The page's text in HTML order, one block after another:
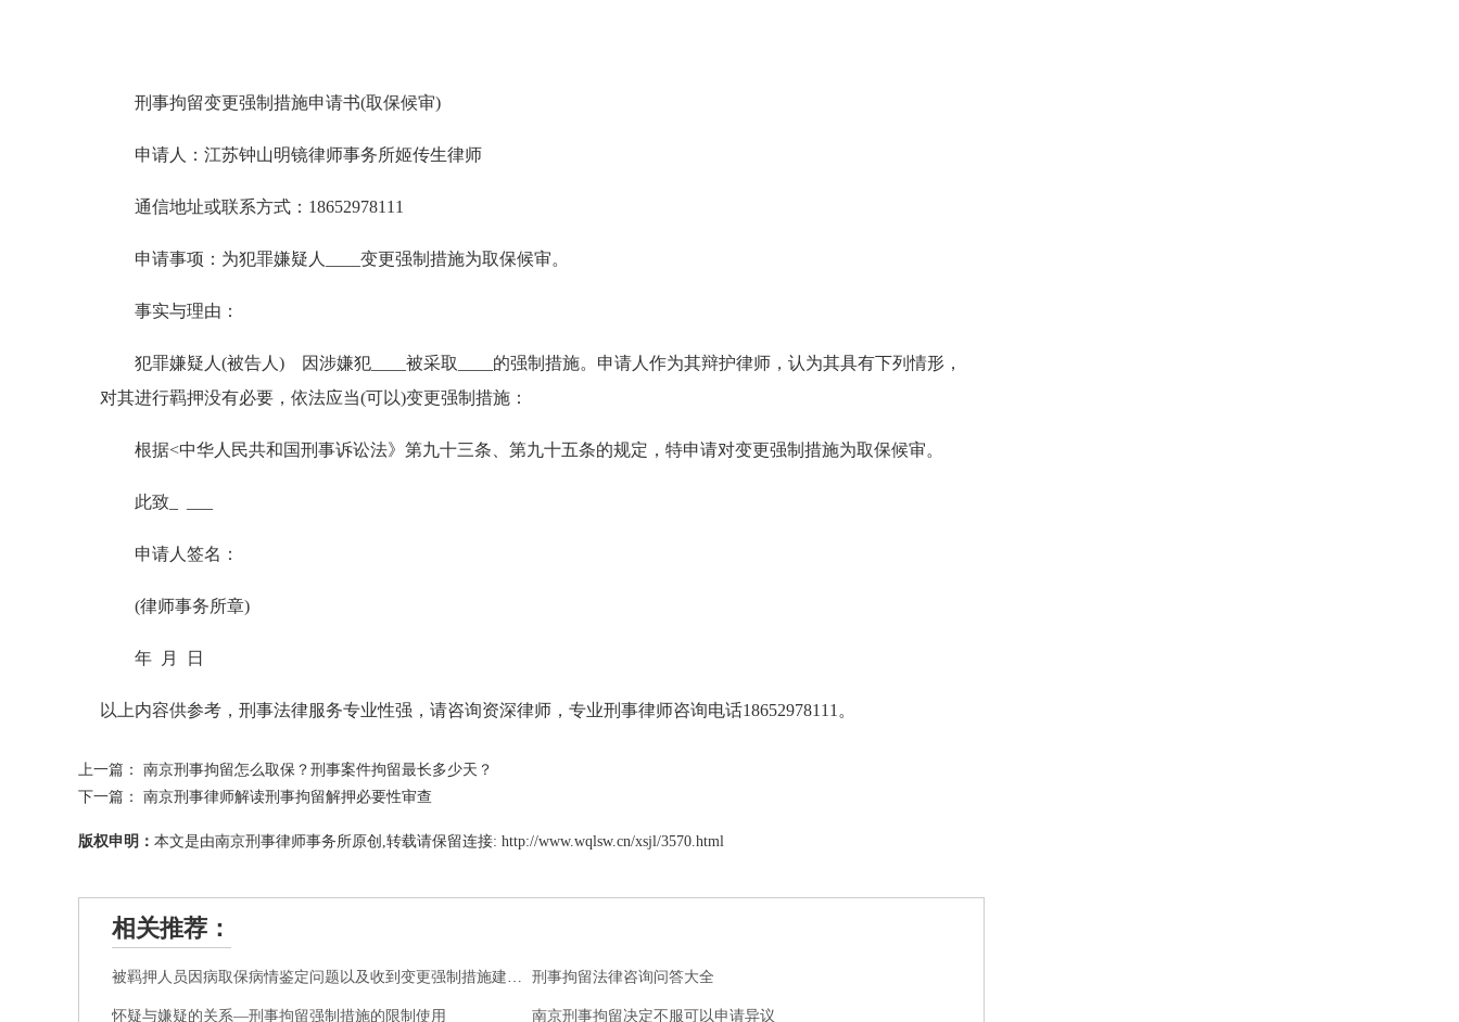
刑事拘留变更强制措施申请书(取保候审)
申请人：江苏钟山明镜律师事务所姬传生律师
通信地址或联系方式：18652978111
申请事项：为犯罪嫌疑人____变更强制措施为取保候审。
事实与理由：
犯罪嫌疑人(被告人) 因涉嫌犯____被采取____的强制措施。申请人作为其辩护律师，认为其具有下列情形，
对其进行羁押没有必要，依法应当(可以)变更强制措施：
根据<中华人民共和国刑事诉讼法》第九十三条、第九十五条的规定，特申请对变更强制措施为取保候审。
此致_ ___
申请人签名：
(律师事务所章)
年 月 日
以上内容供参考，刑事法律服务专业性强，请咨询资深律师，专业刑事律师咨询电话18652978111。
上一篇： 南京刑事拘留怎么取保？刑事案件拘留最长多少天？
下一篇： 南京刑事律师解读刑事拘留解押必要性审查
版权申明： 本文是由南京刑事律师事务所原创,转载请保留连接: http://www.wqlsw.cn/xsjl/3570.html
相关推荐：
被羁押人员因病取保病情鉴定问题以及收到变更强制措施建议后的问题 刑事拘留法律咨询问答大全
怀疑与嫌疑的关系—刑事拘留强制措施的限制使用 南京刑事拘留决定不服可以申请异议